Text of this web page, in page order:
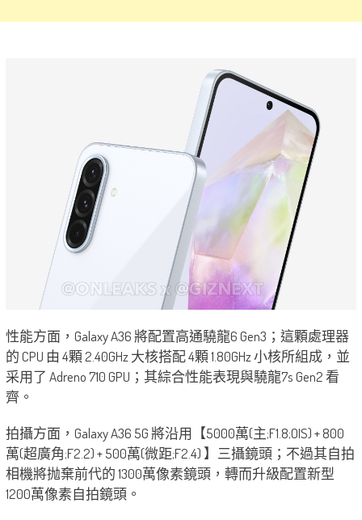
性能方面，Galaxy A36 將配置高通驍龍6 Gen3；這顆處理器
的 CPU 由 4顆 2.40GHz 大核搭配 4顆 1.80GHz 小核所組成，並
采用了 Adreno 710 GPU；其綜合性能表現與驍龍7s Gen2 看
齊。
拍攝方面，Galaxy A36 5G 將沿用【5000萬(主;F1.8;OIS) + 800
萬(超廣角;F2.2) + 500萬(微距;F2.4) 】三攝鏡頭；不過其自拍
相機將抛棄前代的 1300萬像素鏡頭，轉而升級配置新型
1200萬像素自拍鏡頭。